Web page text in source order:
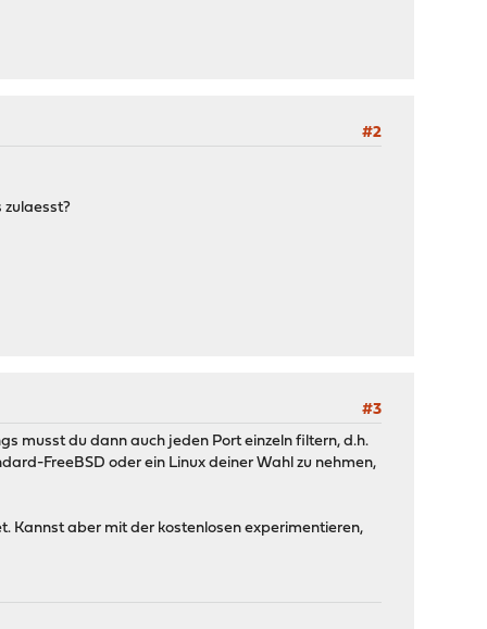
#2
zulaesst?
#3
musst du dann auch jeden Port einzeln filtern, d.h.
FreeBSD oder ein Linux deiner Wahl zu nehmen,
Kannst aber mit der kostenlosen experimentieren,